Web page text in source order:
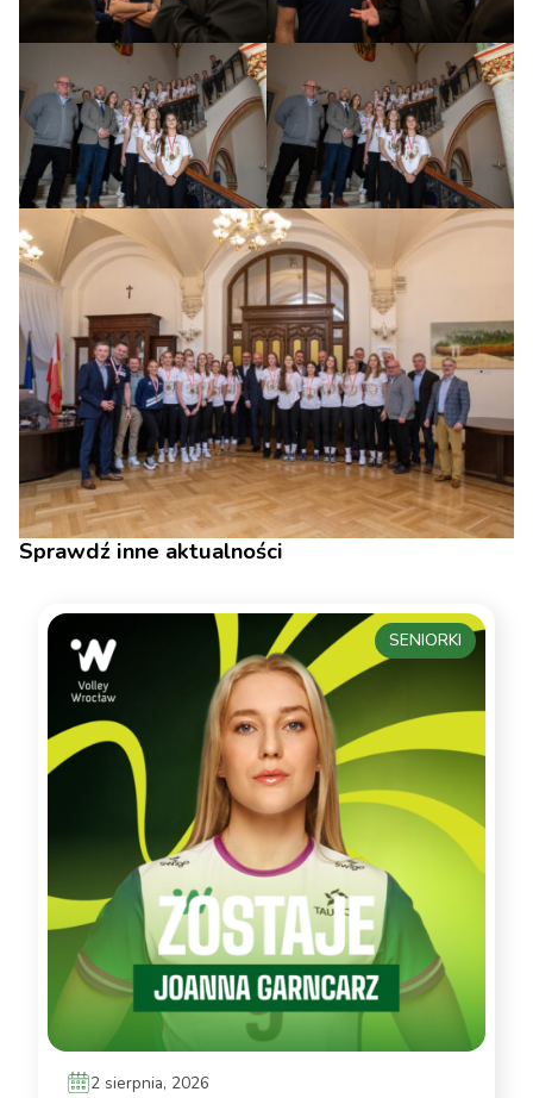
Sprawdź inne aktualności
2 sierpnia, 2026
SENIORKI